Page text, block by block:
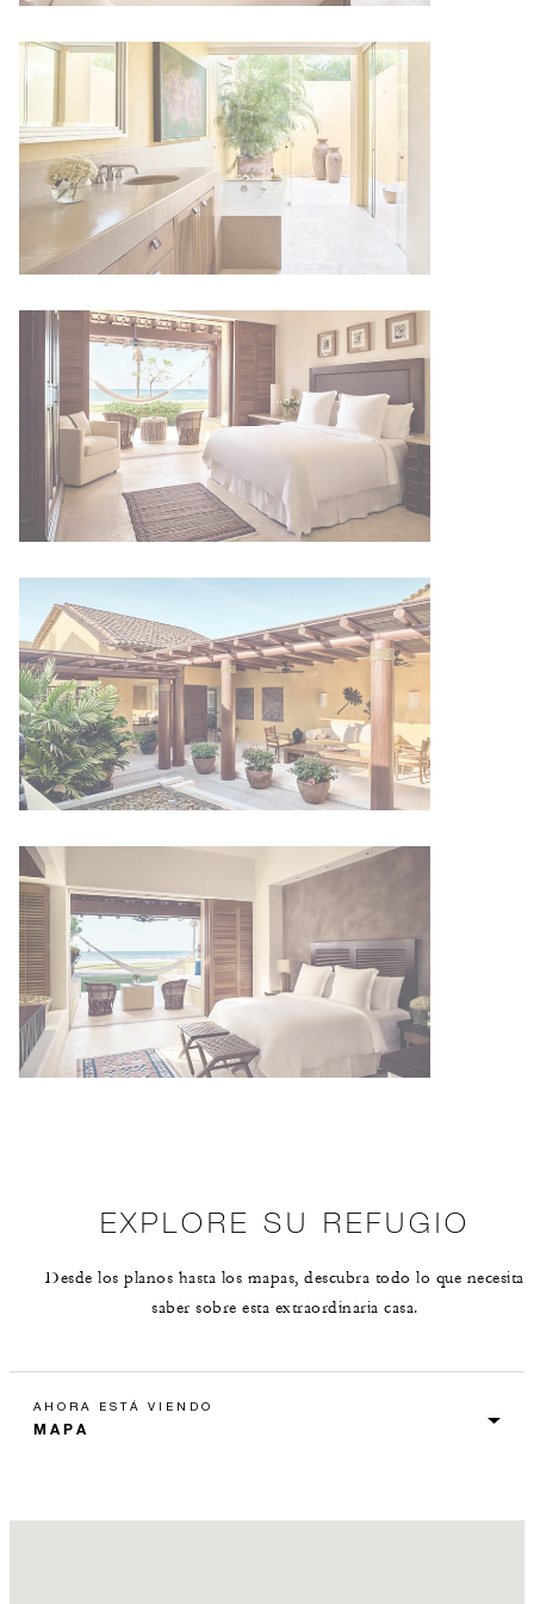
EXPLORE SU REFUGIO
Desde los planos hasta los mapas, descubra todo lo que necesita
saber sobre esta extraordinaria casa.
AHORA ESTÁ VIENDO